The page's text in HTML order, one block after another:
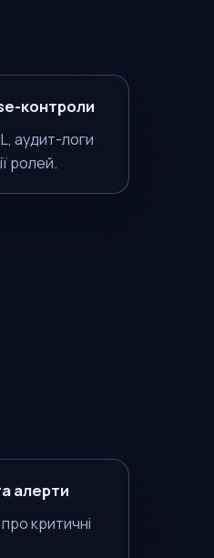
контроли
аудит-логи
ролей.
алерти
критичні